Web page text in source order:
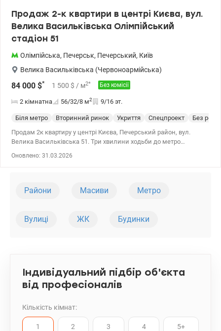
Продаж 2-к квартири в центрі Києва, вул.
Велика Васильківська Олімпійський
стадіон 51
Олімпійська, Печерськ, Печерський, Київ
Велика Васильківська (Червоноармійська)
84 000 $* 1 500 $ / м2* Без комісії
2 кімнатна 56/32/8 м2 9/16 эт.
Біля метро Вторинний ринок Укриття Спецпроект
Без
Продам 2к квартиру у центрі Києва, Печерський район, вул.
Велика Васильківська 51. Три хвилини ходьби до метро
парковка. Престижне та безпечне місце для проживання.
Оновлено: 31.03.2026
Райони Масиви Метро
Вулиці ЖК Будинки
Індивідуальний підбір об'єкта
від професіоналів
Кількість кімнат:
1 2 3 4 5+